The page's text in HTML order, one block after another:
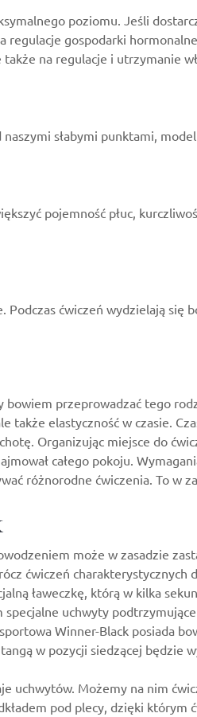
poziomu. Jeśli
gospodarki
na regulacje i utrzymanie
słabymi punktami,
pojemność płuc,
ćwiczeń wydzielają
przeprowadzać tego
elastyczność w czasie.
Organizując miejsce do
całego pokoju.
różnorodne ćwiczenia. To w
może w zasadzie
ćwiczeń
ławeczkę, którą w kilka
uchwyty
Winner-Black posiada
w pozycji siedzącej będzie
uchwytów. Możemy na nim
pod plecy, dzięki